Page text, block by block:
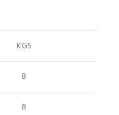
KGS
8
8